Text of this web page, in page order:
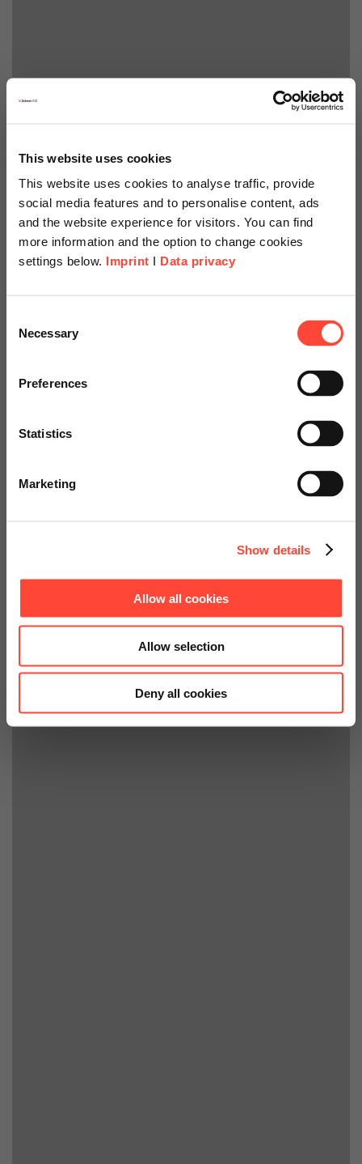
This website uses cookies
This website uses cookies to analyse traffic, provide
social media features and to personalise content, ads
and the website experience for visitors. You can find
more information and the option to change cookies
settings below. Imprint I Data privacy
Selection
Necessary
Preferences
Statistics
Marketing
Show details
Allow all cookies
Allow selection
Deny all cookies
Efficace |
Économique | Flexible
processus de production
specially adapted offers and